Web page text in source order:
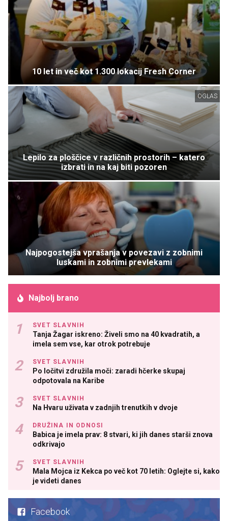
10 let in več kot 1.300 lokacij Fresh Corner
OGLAS
Lepilo za ploščice v različnih prostorih – katero
izbrati in na kaj biti pozoren
Najpogostejša vprašanja v povezavi z zobnimi
luskami in zobnimi prevlekami
Najbolj brano
SVET SLAVNIH
Tanja Žagar iskreno: Živeli smo na 40 kvadratih, a
imela sem vse, kar otrok potrebuje
SVET SLAVNIH
Po ločitvi združila moči: zaradi hčerke skupaj
odpotovala na Karibe
SVET SLAVNIH
Na Hvaru uživata v zadnjih trenutkih v dvoje
DRUŽINA IN ODNOSI
Babica je imela prav: 8 stvari, ki jih danes starši znova
odkrivajo
SVET SLAVNIH
Mala Mojca iz Kekca po več kot 70 letih: Oglejte si, kako
je videti danes
Facebook